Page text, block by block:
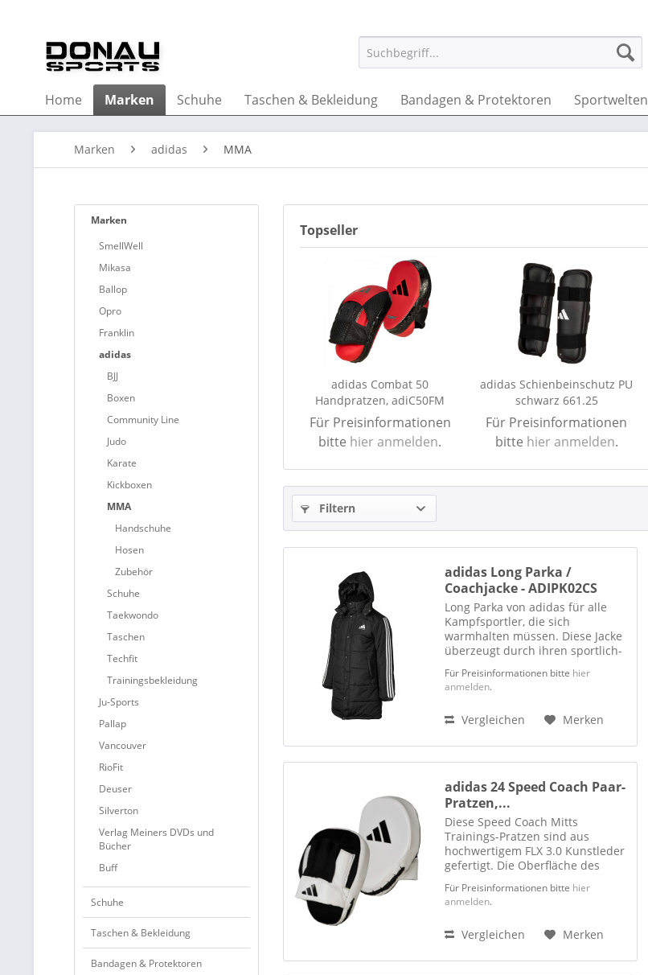
Home Marken Schuhe Taschen & Bekleidung Bandagen & Protektoren Sportwelten
Marken adidas MMA
Marken
SmellWell
Mikasa
Ballop
Opro
Franklin
adidas
BJJ
Boxen
Community Line
Judo
Karate
Kickboxen
MMA
Handschuhe
Hosen
Zubehör
Schuhe
Taekwondo
Taschen
Techfit
Trainingsbekleidung
Ju-Sports
Pallap
Vancouver
RioFit
Deuser
Silverton
Verlag Meiners DVDs und
Bücher
Buff
Schuhe
Taschen & Bekleidung
Bandagen & Protektoren
Topseller
adidas Combat 50
Handpratzen, adiC50FM
Für Preisinformationen
bitte hier anmelden.
adidas Schienbeinschutz PU
schwarz 661.25
Für Preisinformationen
bitte hier anmelden.
Filtern
adidas Long Parka /
Coachjacke - ADIPK02CS
Long Parka von adidas für alle
Kampfsportler, die sich
warmhalten müssen. Diese Jacke
überzeugt durch ihren sportlich-
den typischen Drei-Streifen auf
den Ärmeln. Auf Brusthöhe ist
Für Preisinformationen bitte hier
anmelden.
Vergleichen Merken
adidas 24 Speed Coach Paar-
Pratzen,...
Diese Speed Coach Mitts
Trainings-Pratzen sind aus
hochwertigem FLX 3.0 Kunstleder
gefertigt. Die Oberfläche des
adidas Climacool Mesh-Material.
Das Handpad ist mit EVA-Schaum
Für Preisinformationen bitte hier
anmelden.
Vergleichen Merken